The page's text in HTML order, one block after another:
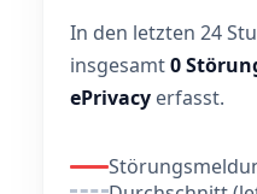
In den letzten 24
insgesamt0
ePrivacy erfasst.